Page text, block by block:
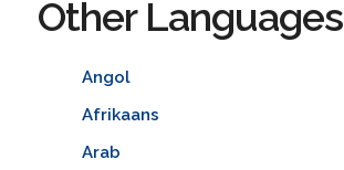
Other Languages
Angol
Afrikaans
Arab